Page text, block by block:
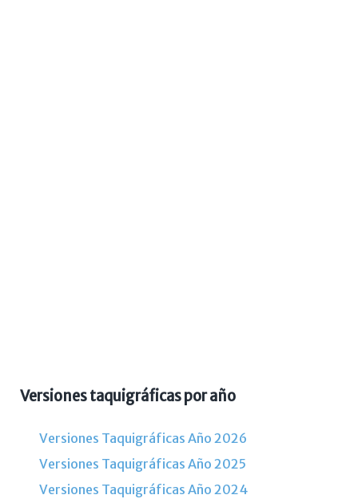
Versiones taquigráficas por año
Versiones Taquigráficas Año 2026
Versiones Taquigráficas Año 2025
Versiones Taquigráficas Año 2024